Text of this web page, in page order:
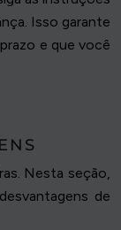
Isso garante
e que você
Nesta seção,
de